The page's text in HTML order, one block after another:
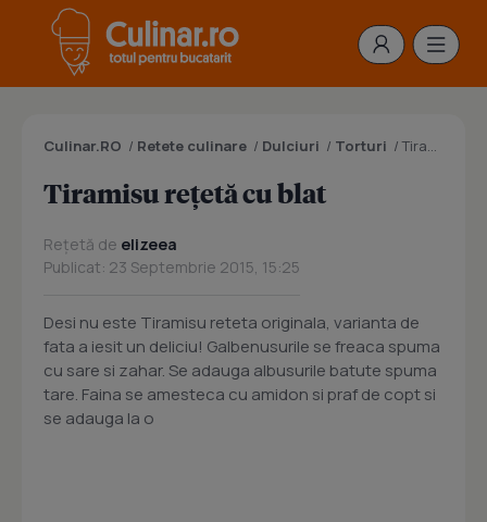
Culinar.RO / Retete culinare / Dulciuri / Torturi /Tiramisu reţetă cu blat
Tiramisu reţetă cu blat
Rețetă de elizeea
Publicat: 23 Septembrie 2015, 15:25
Desi nu este Tiramisu reteta originala, varianta de
fata a iesit un deliciu! Galbenusurile se freaca spuma
cu sare si zahar. Se adauga albusurile batute spuma
tare. Faina se amesteca cu amidon si praf de copt si
se adauga la o